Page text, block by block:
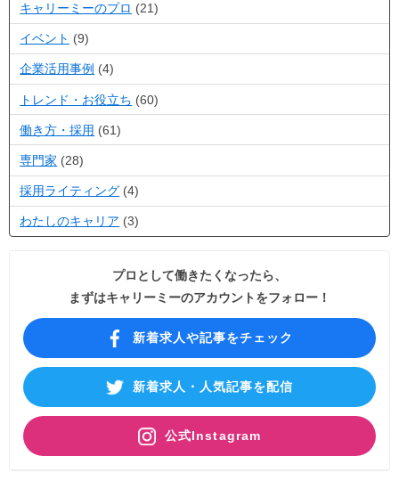
キャリーミーのプロ (21)
イベント (9)
企業活用事例 (4)
トレンド・お役立ち (60)
働き方・採用 (61)
専門家 (28)
採用ライティング (4)
わたしのキャリア (3)
プロとして働きたくなったら、
まずはキャリーミーのアカウントをフォロー！
新着求人や記事をチェック
新着求人・人気記事を配信
公式Instagram